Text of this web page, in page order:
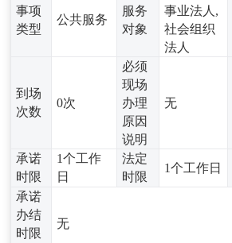
事项
类型
公共服务
服务
对象
事业法人,
社会组织
法人
到场
次数
0次
必须
现场
办理
原因
说明
无
承诺
时限
1个工作
日
法定
时限
1个工作日
承诺
办结
时限
无